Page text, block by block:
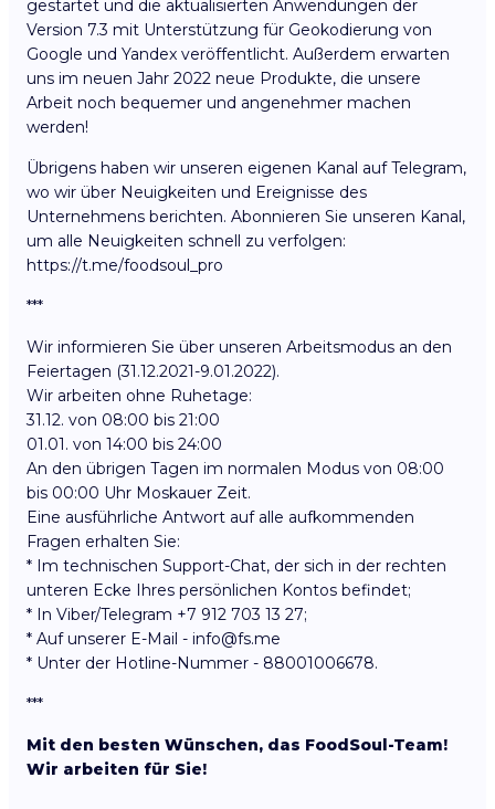
gestartet und die aktualisierten Anwendungen der
Version 7.3 mit Unterstützung für Geokodierung von
Google und Yandex veröffentlicht. Außerdem erwarten
uns im neuen Jahr 2022 neue Produkte, die unsere
Arbeit noch bequemer und angenehmer machen
werden!
Übrigens haben wir unseren eigenen Kanal auf Telegram,
wo wir über Neuigkeiten und Ereignisse des
Unternehmens berichten. Abonnieren Sie unseren Kanal,
um alle Neuigkeiten schnell zu verfolgen:
https://t.me/foodsoul_pro
***
Wir informieren Sie über unseren Arbeitsmodus an den
Feiertagen (31.12.2021-9.01.2022).
Wir arbeiten ohne Ruhetage:
31.12. von 08:00 bis 21:00
01.01. von 14:00 bis 24:00
An den übrigen Tagen im normalen Modus von 08:00
bis 00:00 Uhr Moskauer Zeit.
Eine ausführliche Antwort auf alle aufkommenden
Fragen erhalten Sie:
* Im technischen Support-Chat, der sich in der rechten
unteren Ecke Ihres persönlichen Kontos befindet;
* In Viber/Telegram +7 912 703 13 27;
* Auf unserer E-Mail - info@fs.me
* Unter der Hotline-Nummer - 88001006678.
***
Mit den besten Wünschen, das FoodSoul-Team!
Wir arbeiten für Sie!